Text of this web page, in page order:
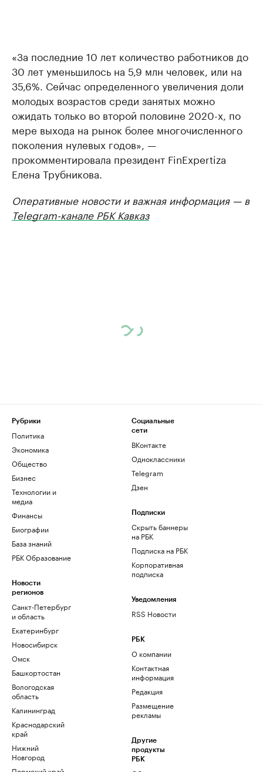
«За последние 10 лет количество работников до
30 лет уменьшилось на 5,9 млн человек, или на
35,6%. Сейчас определенного увеличения доли
молодых возрастов среди занятых можно
ожидать только во второй половине 2020-х, по
мере выхода на рынок более многочисленного
поколения нулевых годов», —
прокомментировала президент FinExpertiza
Елена Трубникова.
Оперативные новости и важная информация — в
Telegram-канале РБК Кавказ
Рубрики
Политика
Экономика
Общество
Бизнес
Технологии и
медиа
Финансы
Биографии
База знаний
РБК Образование
Новости
регионов
Санкт-Петербург
и область
Екатеринбург
Новосибирск
Омск
Башкортостан
Вологодская
область
Калининград
Краснодарский
край
Нижний
Новгород
Социальные
сети
ВКонтакте
Одноклассники
Telegram
Дзен
Подписки
Скрыть баннеры
на РБК
Подписка на РБК
Корпоративная
подписка
Уведомления
RSS Новости
РБК
О компании
Контактная
информация
Редакция
Размещение
рекламы
Другие
продукты
РБК